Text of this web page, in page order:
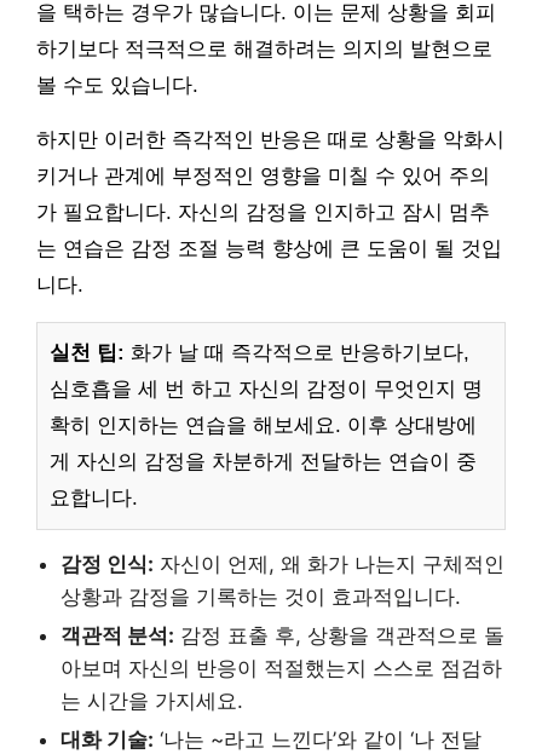
을 택하는 경우가 많습니다. 이는 문제 상황을 회피
하기보다 적극적으로 해결하려는 의지의 발현으로
볼 수도 있습니다.
하지만 이러한 즉각적인 반응은 때로 상황을 악화시
키거나 관계에 부정적인 영향을 미칠 수 있어 주의
가 필요합니다. 자신의 감정을 인지하고 잠시 멈추
는 연습은 감정 조절 능력 향상에 큰 도움이 될 것입
니다.
실천 팁: 화가 날 때 즉각적으로 반응하기보다,
심호흡을 세 번 하고 자신의 감정이 무엇인지 명
확히 인지하는 연습을 해보세요. 이후 상대방에
게 자신의 감정을 차분하게 전달하는 연습이 중
요합니다.
감정 인식: 자신이 언제, 왜 화가 나는지 구체적인
상황과 감정을 기록하는 것이 효과적입니다.
객관적 분석: 감정 표출 후, 상황을 객관적으로 돌
아보며 자신의 반응이 적절했는지 스스로 점검하
는 시간을 가지세요.
대화 기술: ‘나는 ~라고 느낀다’와 같이 ‘나 전달